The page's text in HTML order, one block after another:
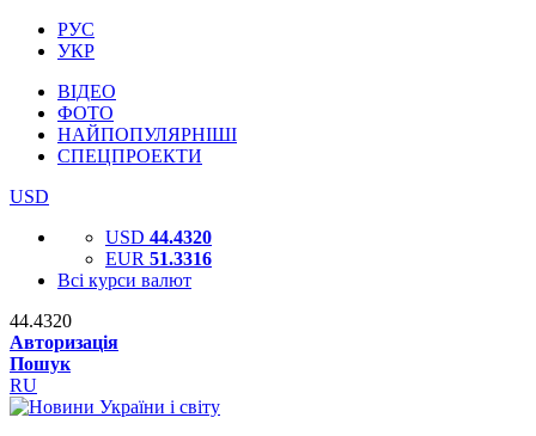
РУС
УКР
ВІДЕО
ФОТО
НАЙПОПУЛЯРНІШІ
СПЕЦПРОЕКТИ
USD
USD 44.4320
EUR 51.3316
Всі курси валют
44.4320
Авторизація
Пошук
RU